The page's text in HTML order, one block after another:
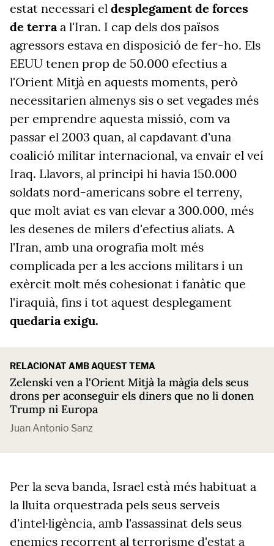
estat necessari el desplegament de forces
de terraa l'Iran. I cap dels dos països
agressors estava en disposició de fer-ho. Els
EEUU tenen prop de 50.000 efectius a
l'Orient Mitjà en aquests moments, però
necessitarien almenys sis o set vegades més
per emprendre aquesta missió, com va
passar el 2003 quan, al capdavant d'una
coalició militar internacional, va envair el veí
Iraq. Llavors, al principi hi havia 150.000
soldats nord-americans sobre el terreny,
que molt aviat es van elevar a 300.000, més
les desenes de milers d'efectius aliats. A
l'Iran, amb una orografia molt més
complicada per a les accions militars i un
exèrcit molt més cohesionat i fanàtic que
l'iraquià, fins i tot aquest desplegament
quedaria exigu.
RELACIONAT AMB AQUEST TEMA
Zelenski ven a l'Orient Mitjà la màgia dels seus
drons per aconseguir els diners que no li donen
Trump ni Europa
Juan Antonio Sanz
Per la seva banda, Israel està més habituat a
la lluita orquestrada pels seus serveis
d'intel·ligència, amb l'assassinat dels seus
enemics recorrent al terrorisme d'estat a